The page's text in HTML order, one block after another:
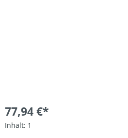
77,94 €*
Inhalt: 1